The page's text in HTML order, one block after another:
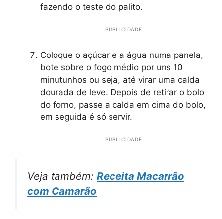
fazendo o teste do palito.
PUBLICIDADE
Coloque o açúcar e a água numa panela,
bote sobre o fogo médio por uns 10
minutunhos ou seja, até virar uma calda
dourada de leve. Depois de retirar o bolo
do forno, passe a calda em cima do bolo,
em seguida é só servir.
PUBLICIDADE
Veja também: Receita Macarrão
com Camarão